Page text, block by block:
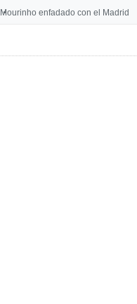
Mourinho enfadado con el Madrid